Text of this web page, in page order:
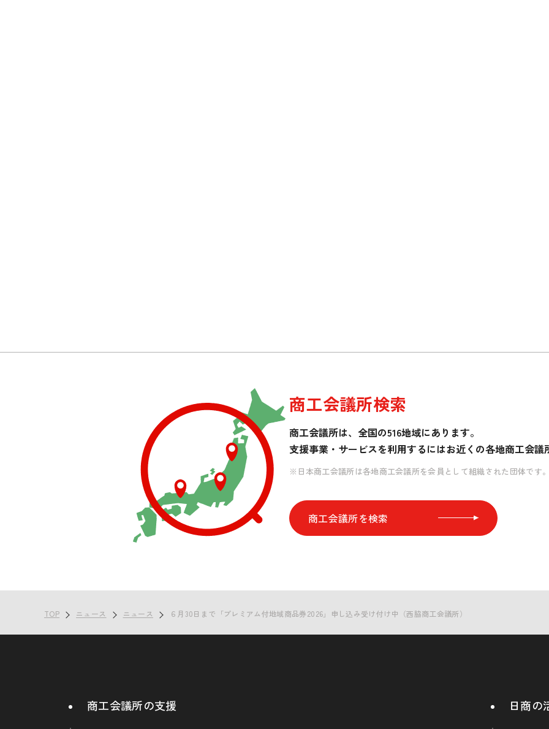
商工会議所検索
商工会議所は、全国の516地域にあります。
支援事業・サービスを利用するにはお近くの各地商工会議
※日本商工会議所は各地商工会議所を会員として組織された団体です。
商工会議所を検索
TOP ニュース ニュース ６月30日まで「プレミアム付地域商品券2026」申し込み受け付け中（西脇商工会議所）
商工会議所の支援 日商の